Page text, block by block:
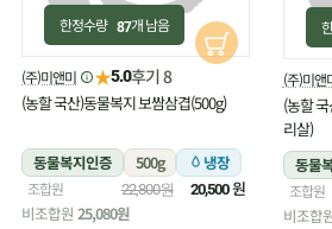
한정수량 87개 남음
(주)미앤미 ★5.0후기 8
(농할 국산)동물복지 보쌈삼겹(500g)
동물복지인증 500g 냉장
조합원 22,800원 20,500원
비조합원 25,080원
(주)미앤
(농할
리살)
동물
조합원
비조합